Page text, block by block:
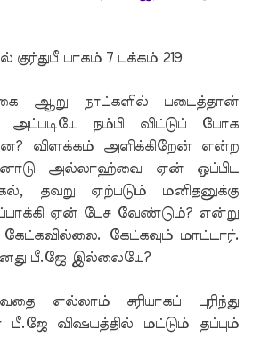
குர்துபீ பாகம் 7 பக்கம் 219
ஆறு நாட்களில் படைத்தான்
நம்பி விட்டுப் போக
விளக்கம் அளிக்கிறேன் என்ற
அல்லாஹ்வை ஏன் ஒப்பிட
தவறு ஏற்படும் மனிதனுக்கு
ஏன் பேச வேண்டும்? என்று
கேட்கவும் மாட்டார்.
பீ.ஜே இல்லையே?
எல்லாம் சரியாகப் புரிந்து
விஷயத்தில் மட்டும் தப்பும்